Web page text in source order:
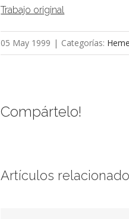
Trabajo original
05 May 1999 | Categorías:
Compártelo!
Artículos